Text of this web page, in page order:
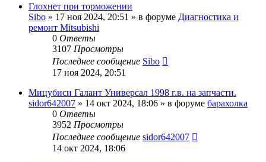
Глохнет при торможении
Sibo » 17 ноя 2024, 20:51 » в форуме Диагностика и
ремонт Mitsubishi
0 Ответы
3107 Просмотры
Последнее сообщение Sibo
17 ноя 2024, 20:51
Мицубиси Галант Универсал 1998 г.в. на запчасти.
sidor642007 » 14 окт 2024, 18:06 » в форуме барахолка
0 Ответы
3952 Просмотры
Последнее сообщение sidor642007
14 окт 2024, 18:06